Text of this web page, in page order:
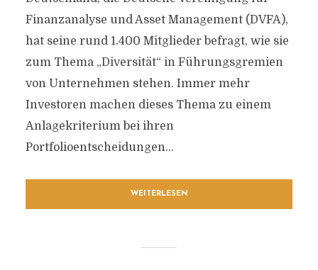
Finanzanalyse und Asset Management (DVFA),
hat seine rund 1.400 Mitglieder befragt, wie sie
zum Thema „Diversität“ in Führungsgremien
von Unternehmen stehen. Immer mehr
Investoren machen dieses Thema zu einem
Anlagekriterium bei ihren
Portfolioentscheidungen...
WEITERLESEN